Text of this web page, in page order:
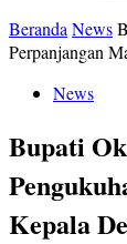
Beranda News
Perpanjangan
News
Bupati
Kepala